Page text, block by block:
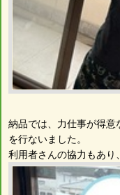
納品では、力仕事が得
を行ないました。
利用者さんの協力もあり